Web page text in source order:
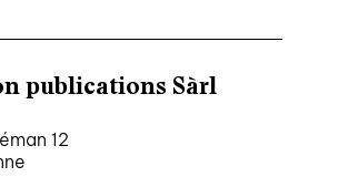
publications Sàrl
12